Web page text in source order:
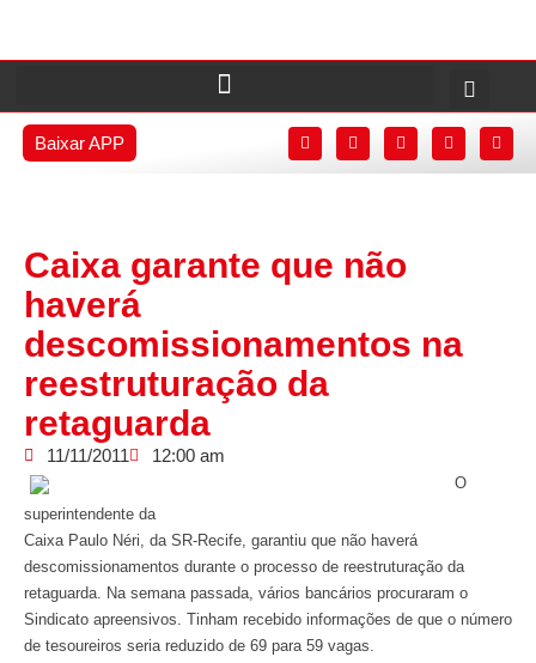
Baixar APP
Caixa garante que não
haverá
descomissionamentos na
reestruturação da
retaguarda
11/11/2011 12:00 am
O
superintendente da
Caixa Paulo Néri, da SR-Recife, garantiu que não haverá
descomissionamentos durante o processo de reestruturação da
retaguarda. Na semana passada, vários bancários procuraram o
Sindicato apreensivos. Tinham recebido informações de que o número
de tesoureiros seria reduzido de 69 para 59 vagas.